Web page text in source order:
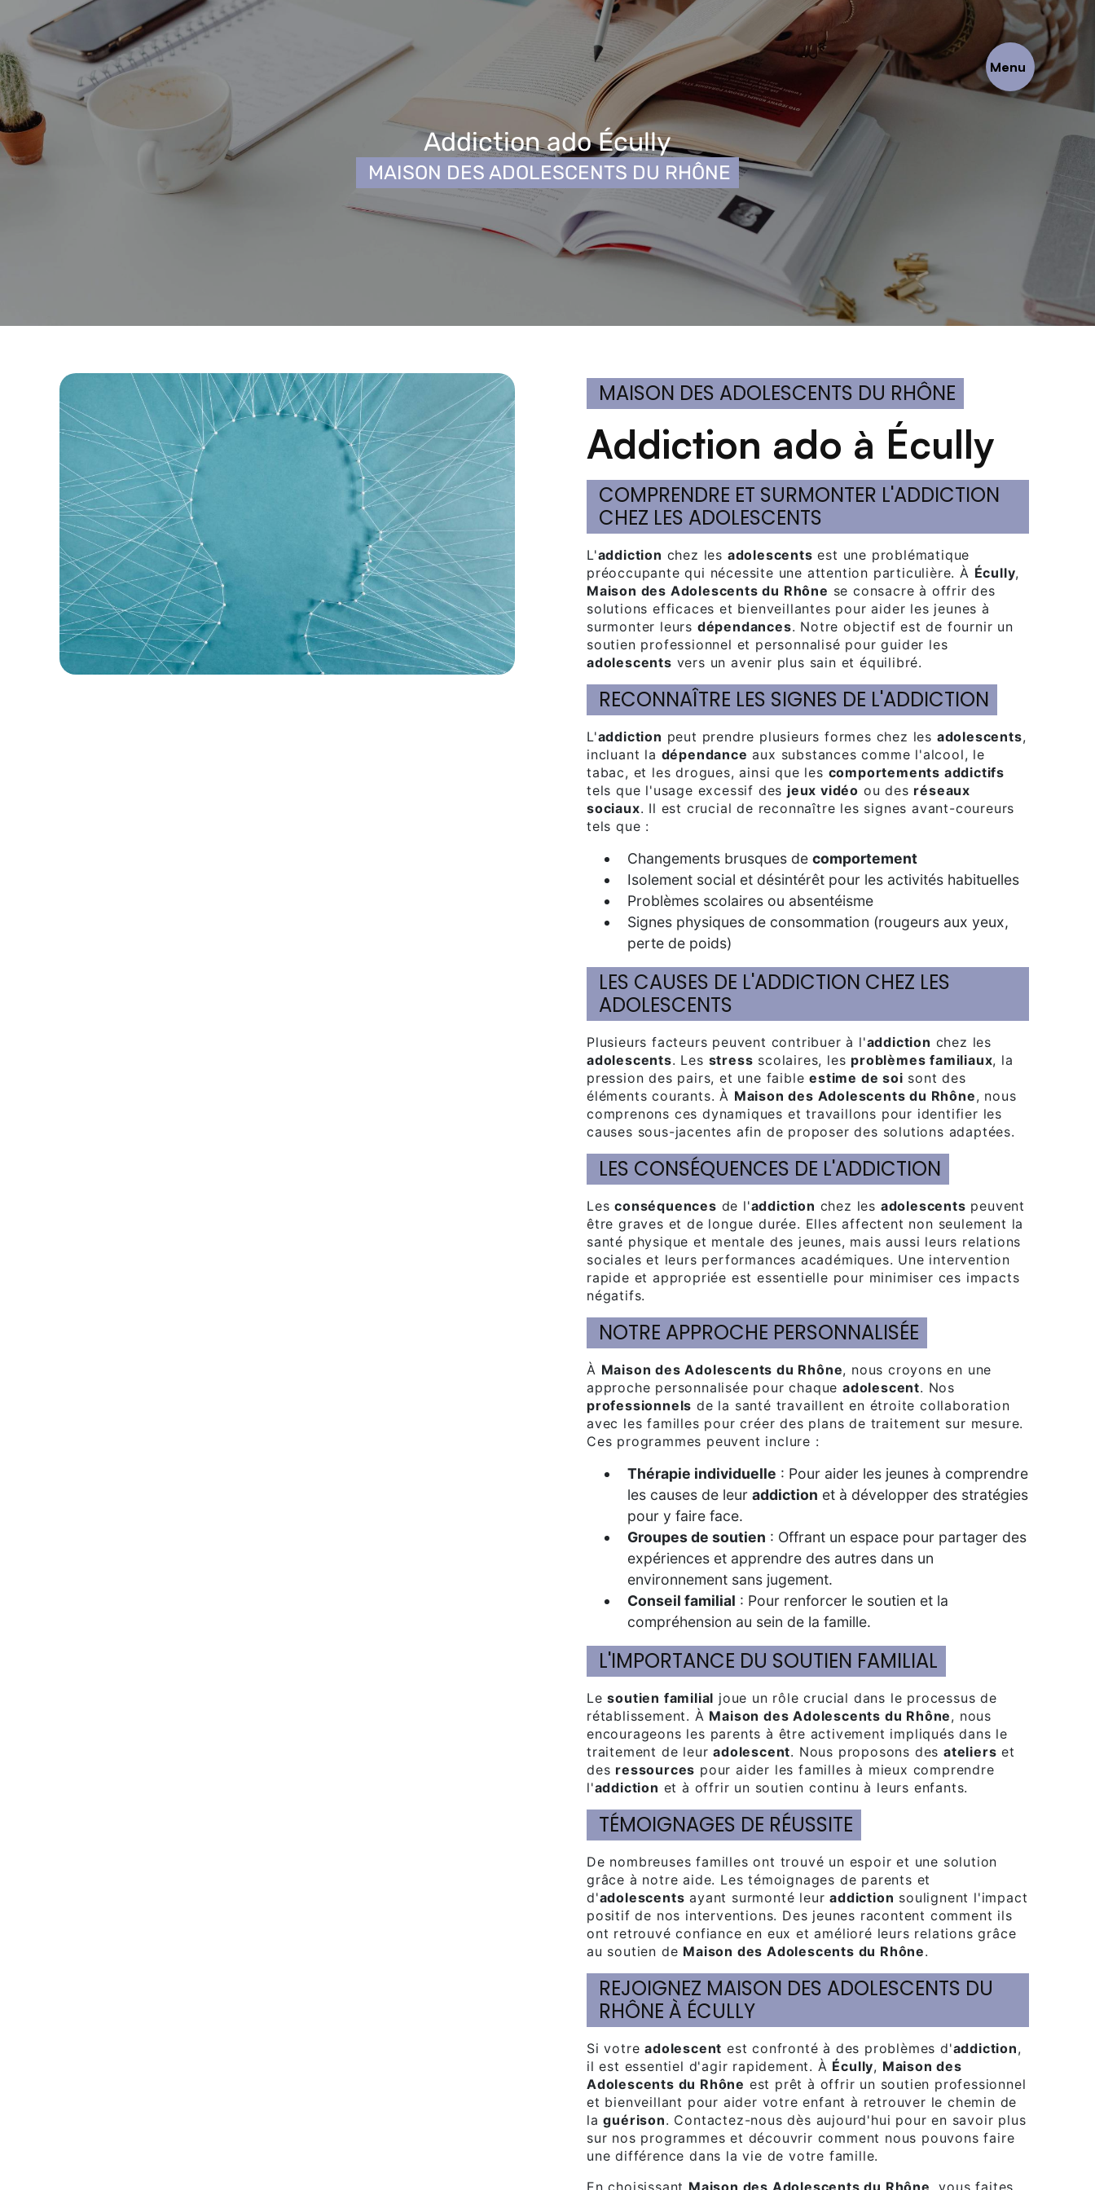
Menu
Addiction ado Écully
MAISON DES ADOLESCENTS DU RHÔNE
MAISON DES ADOLESCENTS DU RHÔNE
Addiction ado à Écully
COMPRENDRE ET SURMONTER L'ADDICTION
CHEZ LES ADOLESCENTS
L'addiction chez les adolescents est une problématique
préoccupante qui nécessite une attention particulière. À Écully,
Maison des Adolescents du Rhône se consacre à offrir des
solutions efficaces et bienveillantes pour aider les jeunes à
surmonter leurs dépendances. Notre objectif est de fournir un
soutien professionnel et personnalisé pour guider les
adolescents vers un avenir plus sain et équilibré.
RECONNAÎTRE LES SIGNES DE L'ADDICTION
L'addiction peut prendre plusieurs formes chez les adolescents,
incluant la dépendance aux substances comme l'alcool, le
tabac, et les drogues, ainsi que les comportements addictifs
tels que l'usage excessif des jeux vidéo ou des réseaux
sociaux. Il est crucial de reconnaître les signes avant-coureurs
tels que :
Changements brusques de comportement
Isolement social et désintérêt pour les activités habituelles
Problèmes scolaires ou absentéisme
Signes physiques de consommation (rougeurs aux yeux,
perte de poids)
LES CAUSES DE L'ADDICTION CHEZ LES
ADOLESCENTS
Plusieurs facteurs peuvent contribuer à l'addiction chez les
adolescents. Les stress scolaires, les problèmes familiaux, la
pression des pairs, et une faibleestime de soi sont des
éléments courants. À Maison des Adolescents du Rhône, nous
comprenons ces dynamiques et travaillons pour identifier les
causes sous-jacentes afin de proposer des solutions adaptées.
LES CONSÉQUENCES DE L'ADDICTION
Lesconséquences de l'addiction chez les adolescents peuvent
être graves et de longue durée. Elles affectent non seulement la
santé physique et mentale des jeunes, mais aussi leurs relations
sociales et leurs performances académiques. Une intervention
rapide et appropriée est essentielle pour minimiser ces impacts
négatifs.
NOTRE APPROCHE PERSONNALISÉE
Maison des Adolescents du Rhône, nous croyons en une
approche personnalisée pour chaque adolescent. Nos
professionnels de la santé travaillent en étroite collaboration
avec les familles pour créer des plans de traitement sur mesure.
Ces programmes peuvent inclure :
Thérapie individuelle : Pour aider les jeunes à comprendre
les causes de leur addiction et à développer des stratégies
pour y faire face.
Groupes de soutien : Offrant un espace pour partager des
expériences et apprendre des autres dans un
environnement sans jugement.
Conseil familial : Pour renforcer le soutien et la
compréhension au sein de la famille.
L'IMPORTANCE DU SOUTIEN FAMILIAL
Lesoutien familial joue un rôle crucial dans le processus de
rétablissement. À Maison des Adolescents du Rhône, nous
encourageons les parents à être activement impliqués dans le
traitement de leuradolescent. Nous proposons desateliers et
des ressources pour aider les familles à mieux comprendre
l'addiction et à offrir un soutien continu à leurs enfants.
TÉMOIGNAGES DE RÉUSSITE
De nombreuses familles ont trouvé un espoir et une solution
grâce à notre aide. Les témoignages de parents et
d'adolescents ayant surmonté leuraddiction soulignent l'impact
positif de nos interventions. Des jeunes racontent comment ils
ont retrouvé confiance en eux et amélioré leurs relations grâce
au soutien de Maison des Adolescents du Rhône.
REJOIGNEZ MAISON DES ADOLESCENTS DU
RHÔNE À ÉCULLY
Si votreadolescent est confronté à des problèmes d'addiction,
il est essentiel d'agir rapidement. À Écully, Maison des
Adolescents du Rhône est prêt à offrir un soutien professionnel
et bienveillant pour aider votre enfant à retrouver le chemin de
laguérison. Contactez-nous dès aujourd'hui pour en savoir plus
sur nos programmes et découvrir comment nous pouvons faire
une différence dans la vie de votre famille.
En choisissant Maison des Adolescents du Rhône, vous faites
Panneau de gestion des cookies